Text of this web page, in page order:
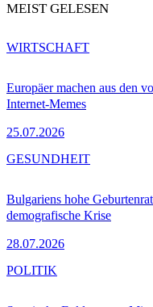
MEIST GELESEN
Europäer machen aus den
Internet-Memes
25.07.2026
WIRTSCHAFT
Bulgariens hohe
demografische Krise
28.07.2026
GESUNDHEIT
POLITIK